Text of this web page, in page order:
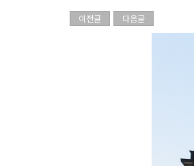
이전글 다음글